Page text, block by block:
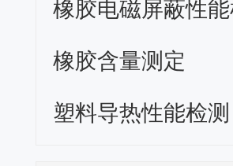
橡胶电磁屏蔽性
橡胶含量测定
塑料导热性能检测